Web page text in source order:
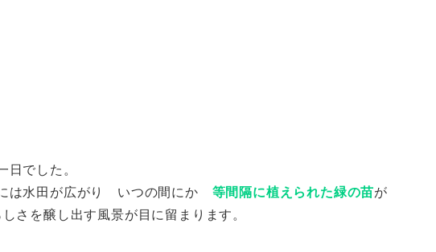
でした。
は水田が広がり いつの間にか 等間隔に植えられた緑の苗が
を醸し出す風景が目に留まります。